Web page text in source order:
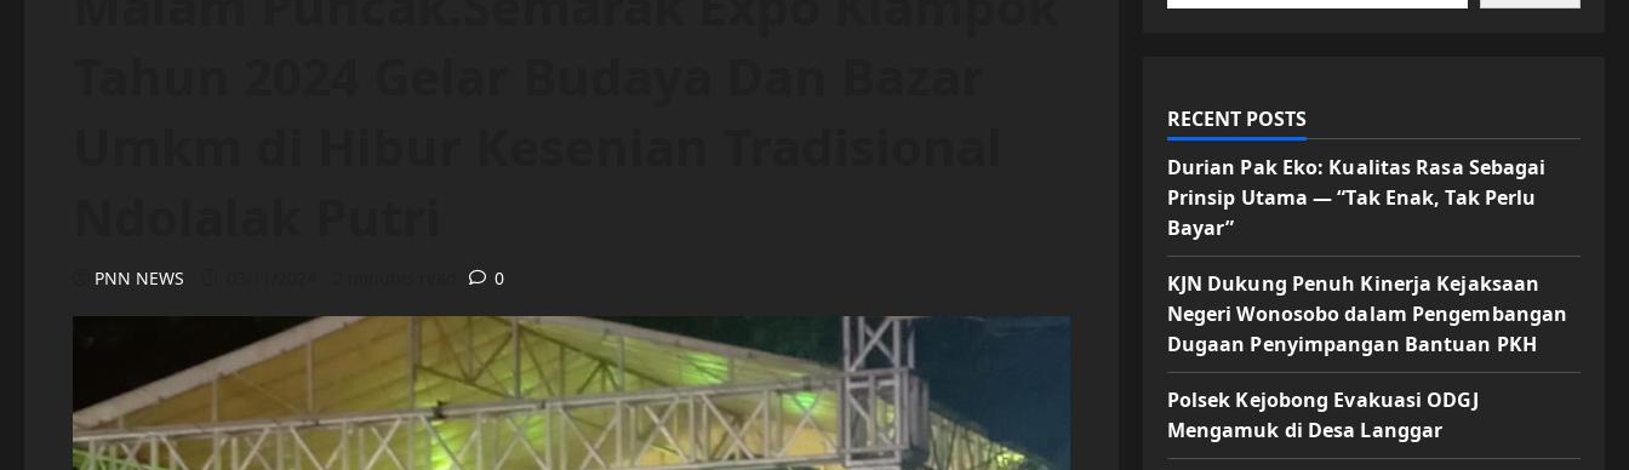
PNN NEWS 0
RECENT POSTS
Durian Pak Eko: Kualitas Rasa Sebagai
Prinsip Utama — “Tak Enak, Tak Perlu
Bayar”
KJN Dukung Penuh Kinerja Kejaksaan
Negeri Wonosobo dalam Pengembangan
Dugaan Penyimpangan Bantuan PKH
Polsek Kejobong Evakuasi ODGJ
Mengamuk di Desa Langgar